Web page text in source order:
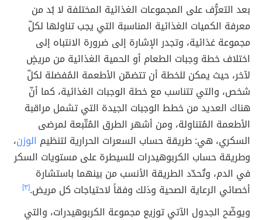
بعد التعرُّف على المجموعات الغذائية المختلفة لا بُد من
معرفة الكميات الغذائية المناسبة التي يجب تناولها لكلّ
مجموعة غذائية، وتجدر الإشارة إلى ضرورة الانتباه إلى
اختلاف خطة وجبات الطعام أو الحمية الغذائية من مريضٍ
لآخر، حيث يمكن للخطة أن تتضمّن الأطعمة المُفضلة لكلّ
شخص، والتي تتناسب مع خطة الوجبات الغذائية، كما أنّ
هناك العديد من خطط الوجبات الجيدة التي تشمل مراقبة
الأطعمة المُتناولة، ومن أشهر الطرق المُتّبعة لمرضى
السكري، هي: طريقة حساب السعرات الحرارية لتنظيم الوزن،
وطريقة حساب الكربوهيدرات للسيطرة على مستويات السكر
في الدم، وتُحدّد الطريقة الأنسب من بينهما باستشارة
أخصائي الرعاية الصحية وذلك وفقاً لاحتياجات كل مريض.[٣]
ويوضّح الجدول الآتي توزيع مجموعة الكربوهيدرات، والتي